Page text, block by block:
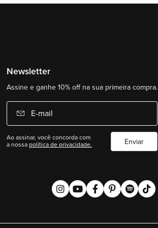
Newsletter
Assine e ganhe 10% off na sua primeira compra.
E-mail
Ao assinar, você concorda com
a nossapolítica de privacidade. Enviar